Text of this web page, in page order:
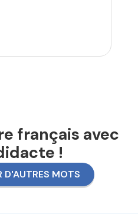
français avec
!
D'AUTRES MOTS